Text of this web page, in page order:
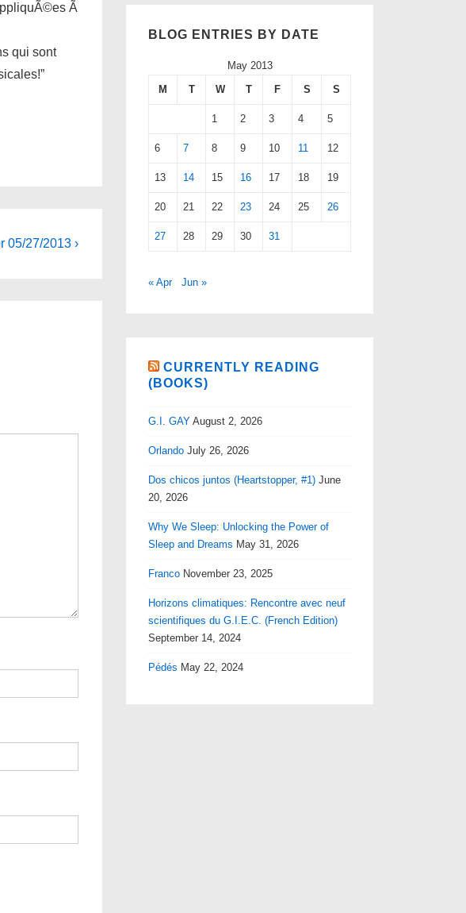
Ã
qui sont
05/27/2013 ›
BLOG ENTRIES BY DATE
May 2013
M
T W T F S S
1 2 3 4 5
6 7 8 9 10 11 12
13 14 15 16 17 18 19
20 21 22 23 24 25 26
27 28 29 30 31
« Apr Jun »
CURRENTLY READING
(BOOKS)
G.I. GAY August 2, 2026
Orlando July 26, 2026
Dos chicos juntos (Heartstopper, #1) June
20, 2026
Why We Sleep: Unlocking the Power of
Sleep and Dreams May 31, 2026
Franco November 23, 2025
Horizons climatiques: Rencontre avec neuf
scientifiques du G.I.E.C. (French Edition)
September 14, 2024
Pédés May 22, 2024